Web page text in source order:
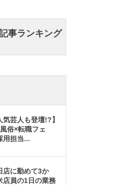
事ランキング
気芸人も登壇!?】
俗×転職フェ
用担当...
店に勤めて3か
店員の1日の業務